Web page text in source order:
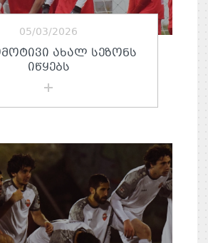
05/03/2026
ᲐᲮᲐᲚ ᲡᲔᲖᲝᲜᲡ
ᲘᲬᲧᲔᲑᲡ